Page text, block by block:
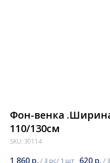
Фон-венка
110/130см
SKU: 30114
1 860 р. /3 pc 620 р. /